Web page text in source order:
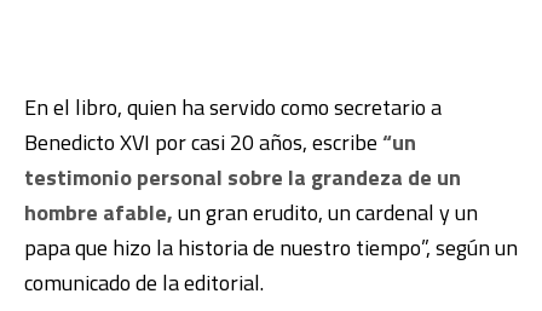
En el libro, quien ha servido como secretario a
Benedicto XVI por casi 20 años, escribe“un
testimonio personal sobre la grandeza de un
hombre afable,un gran erudito, un cardenal y un
papa que hizo la historia de nuestro tiempo”, según un
comunicado de la editorial.